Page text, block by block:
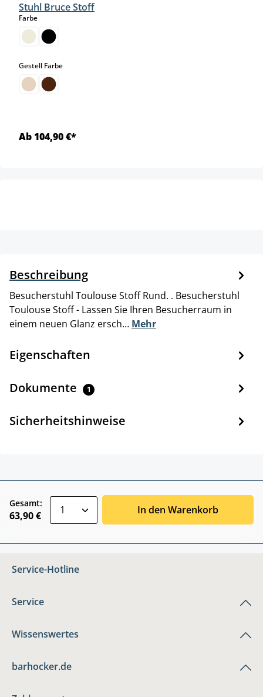
Stuhl Bruce Stoff
Farbeauswählen
Gestell Farbeauswählen
Ab 104,90 €*
Beschreibung
Besucherstuhl Toulouse Stoff Rund. . Besucherstuhl
Toulouse Stoff - Lassen Sie Ihren Besucherraum in
einem neuen Glanz ersch… Mehr
Eigenschaften
Dokumente 1
Sicherheitshinweise
Gesamt:
63,90 € In den Warenkorb
Service-Hotline
Service
Wissenswertes
barhocker.de